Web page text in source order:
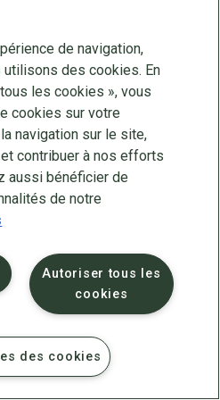
mondiale).
Mentions légales
des données
conforme
de navigation,
des cookies. En
les cookies », vous
cookies sur votre
navigation sur le site,
contribuer à nos efforts
aussi bénéficier de
de notre
Autoriser tous les
cookies
des cookies